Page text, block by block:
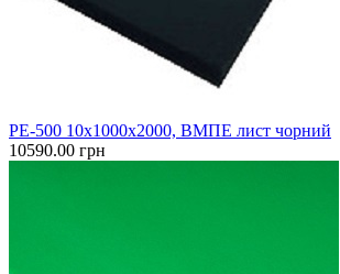
PE-500 10x1000х2000, ВМПЕ лист чорний
10590.00 грн